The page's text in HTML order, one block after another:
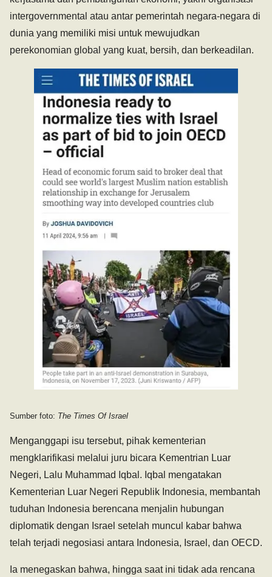
intergovernmental atau antar pemerintah negara-negara di
dunia yang memiliki misi untuk mewujudkan
perekonomian global yang kuat, bersih, dan berkeadilan.
Sumber foto: The Times Of Israel
Menganggapi isu tersebut, pihak kementerian
mengklarifikasi melalui juru bicara Kementrian Luar
Negeri, Lalu Muhammad Iqbal. Iqbal mengatakan
Kementerian Luar Negeri Republik Indonesia, membantah
tuduhan Indonesia berencana menjalin hubungan
diplomatik dengan Israel setelah muncul kabar bahwa
telah terjadi negosiasi antara Indonesia, Israel, dan OECD.
Ia menegaskan bahwa, hingga saat ini tidak ada rencana